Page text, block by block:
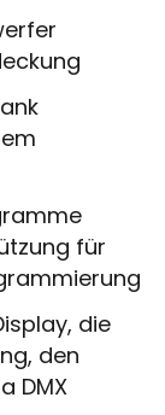
für
die
den
DMX